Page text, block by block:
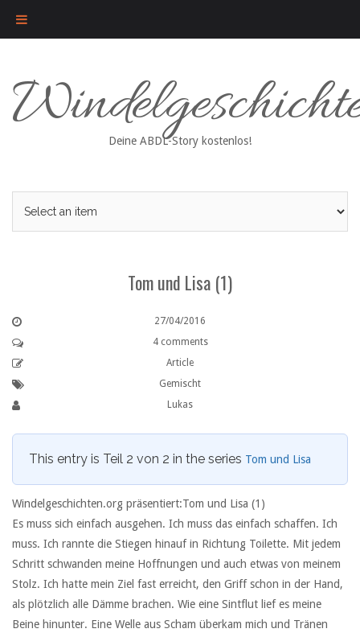
content
Deine ABDL-Story kostenlos!
Tom und Lisa (1)
27/04/2016
4 comments
Article
Gemischt
Lukas
This entry is Teil 2 von 2 in the series Tom und Lisa
Windelgeschichten.org präsentiert:Tom und Lisa (1)
Es muss sich einfach ausgehen. Ich muss das einfach schaffen. Ich
muss. Ich rannte die Stiegen hinauf in Richtung Toilette. Mit jedem
Schritt schwanden meine Hoffnungen und auch etwas von meinem
Stolz. Ich hatte mein Ziel fast erreicht, den Griff schon in der Hand,
als plötzlich alle Dämme brachen. Wie eine Sintflut lief es meine
Beine hinunter. Eine Welle aus Scham überkam mich und Tränen